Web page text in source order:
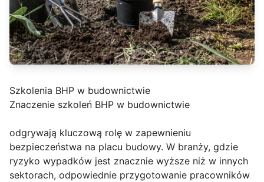
Szkolenia BHP w budownictwie
Znaczenie szkoleń BHP w budownictwie
odgrywają kluczową rolę w zapewnieniu
bezpieczeństwa na placu budowy. W branży, gdzie
ryzyko wypadków jest znacznie wyższe niż w innych
sektorach, odpowiednie przygotowanie pracowników